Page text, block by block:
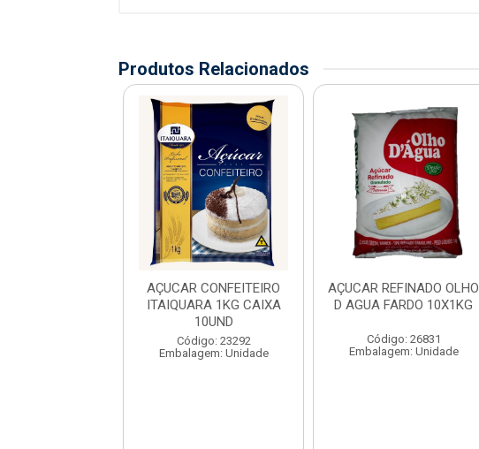
Produtos Relacionados
AÇUCAR CONFEITEIRO
ITAIQUARA 1KG CAIXA
10UND
Código: 23292
Embalagem: Unidade
AÇUCAR REFINADO OLHO
D AGUA FARDO 10X1KG
Código: 26831
Embalagem: Unidade